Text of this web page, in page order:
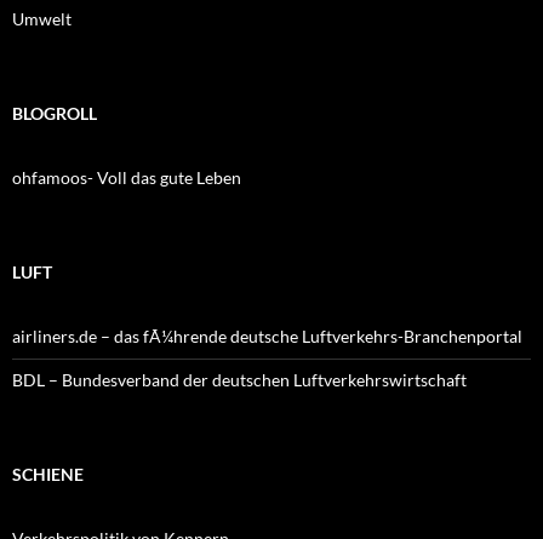
Umwelt
BLOGROLL
ohfamoos- Voll das gute Leben
LUFT
airliners.de – das fÃ¼hrende deutsche Luftverkehrs-Branchenportal
BDL – Bundesverband der deutschen Luftverkehrswirtschaft
SCHIENE